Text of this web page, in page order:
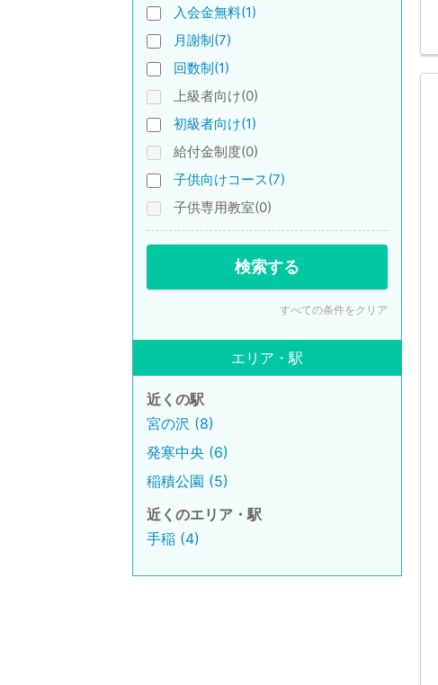
入会金無料(1)
月謝制(7)
回数制(1)
上級者向け(0)
初級者向け(1)
給付金制度(0)
子供向けコース(7)
子供専用教室(0)
検索する
すべての条件をクリア
エリア・駅
近くの駅
宮の沢 (8)
発寒中央 (6)
稲積公園 (5)
近くのエリア・駅
手稲 (4)